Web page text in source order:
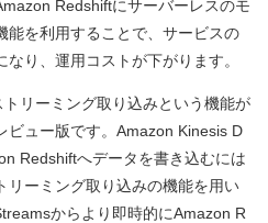
Redshiftにサーバーレスのモ
能を利用することで、サービスの
り、運用コストが下がります。
リーミング取り込みという機能が
ビュー版です。Amazon Kinesis D
Redshiftへデータを書き込むには
リーミング取り込みの機能を用い
からより即時的にAmazon R